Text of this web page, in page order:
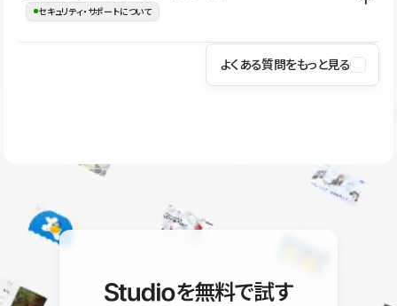
す。
の暗号化、データ保護、アクセス管理、脆弱性対策など、複数の観
はSSL/TLSによる通信暗号化に対応しており、悪質なスクリプトの
セキュリティ・サポートについて
操作方法や機能については、ヘルプセンターでご確認いただけま
ユーザー同士で質問・相談できるコミュニティもご利用ください。
よくある質問をもっと見る
を無料で試す